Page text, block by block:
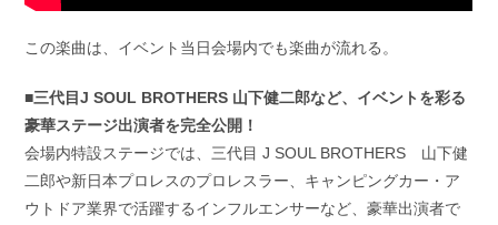
この楽曲は、イベント当日会場内でも楽曲が流れる。
■三代目J SOUL BROTHERS 山下健二郎など、イベントを彩る
豪華ステージ出演者を完全公開！
会場内特設ステージでは、三代目 J SOUL BROTHERS 山下健
二郎や新日本プロレスのプロレスラー、キャンピングカー・ア
ウトドア業界で活躍するインフルエンサーなど、豪華出演者で